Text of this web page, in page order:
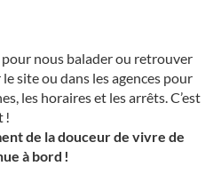
nous balader ou retrouver
site ou dans les agences pour
les horaires et les arrêts. C’est
!
de la douceur de vivre de
à bord !